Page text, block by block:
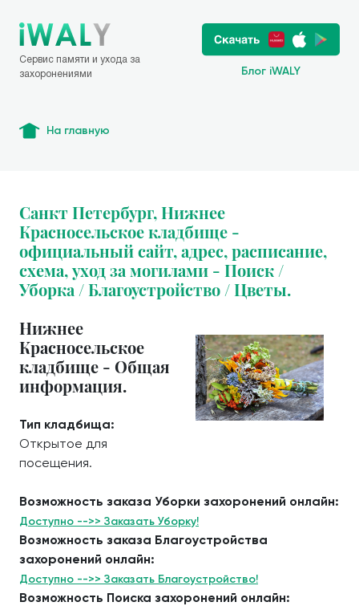
Сервис памяти и ухода за
захоронениями
Блог iWALY
На главную
Санкт Петербург, Нижнее
Красносельское кладбище -
официальный сайт, адрес, расписание,
схема, уход за могилами - Поиск /
Уборка / Благоустройство / Цветы.
Нижнее
Красносельское
кладбище - Общая
информация.
Тип кладбища:
Открытое для
посещения.
Возможность заказа Уборки захоронений онлайн:
Доступно -->> Заказать Уборку!
Возможность заказа Благоустройства
захоронений онлайн:
Доступно -->> Заказать Благоустройство!
Возможность Поиска захоронений онлайн: